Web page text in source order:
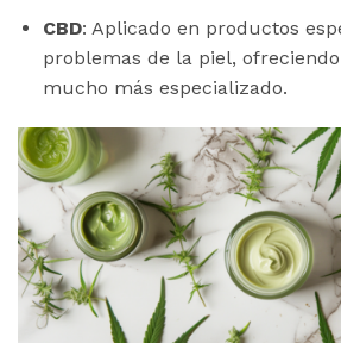
CBD: Aplicado en productos
problemas de la piel,
mucho más especializado.